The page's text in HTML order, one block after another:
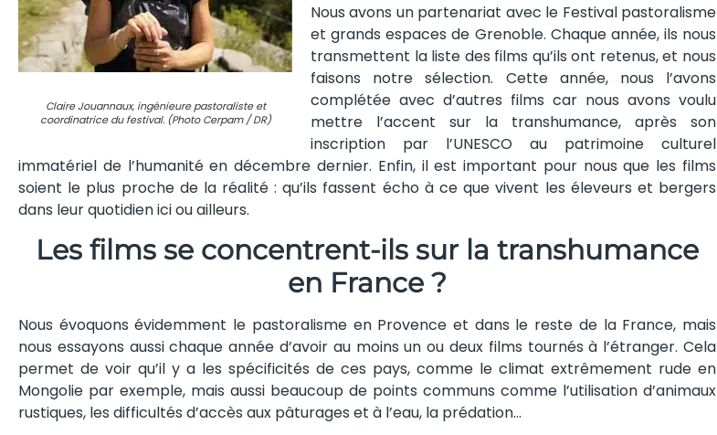
Claire Jouannaux, ingénieure pastoraliste et
coordinatrice du festival. (Photo Cerpam / DR)
Nous avons un partenariat avec le Festival pastoralisme
et grands espaces de Grenoble. Chaque année, ils nous
transmettent la liste des films qu’ils ont retenus, et nous
faisons notre sélection. Cette année, nous l’avons
complétée avec d’autres films car nous avons voulu
mettre l’accent sur la transhumance, après son
inscription par l’UNESCO au patrimoine culturel
immatériel de l’humanité en décembre dernier. Enfin, il est important pour nous que les films
soient le plus proche de la réalité : qu’ils fassent écho à ce que vivent les éleveurs et bergers
dans leur quotidien ici ou ailleurs.
Les films se concentrent-ils sur la transhumance
en France ?
Nous évoquons évidemment le pastoralisme en Provence et dans le reste de la France, mais
nous essayons aussi chaque année d’avoir au moins un ou deux films tournés à l’étranger. Cela
permet de voir qu’il y a les spécificités de ces pays, comme le climat extrêmement rude en
Mongolie par exemple, mais aussi beaucoup de points communs comme l’utilisation d’animaux
rustiques, les difficultés d’accès aux pâturages et à l’eau, la prédation…